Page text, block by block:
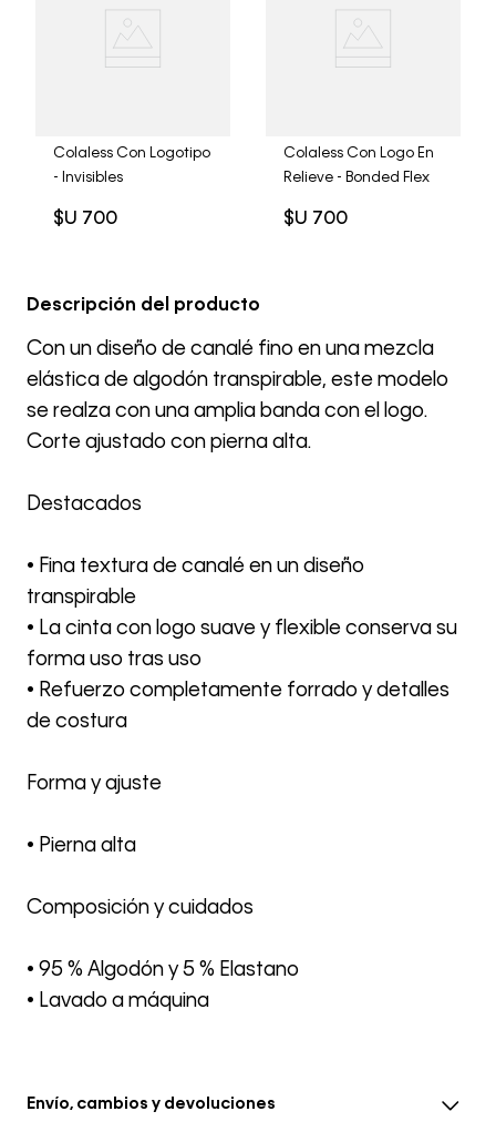
Colaless Con Logotipo
- Invisibles
$U 700
Colaless Con Logo En
Relieve - Bonded Flex
$U 700
Descripción del producto
Con un diseño de canalé fino en una mezcla
elástica de algodón transpirable, este modelo
se realza con una amplia banda con el logo.
Corte ajustado con pierna alta.
Destacados
• Fina textura de canalé en un diseño
transpirable
• La cinta con logo suave y flexible conserva su
forma uso tras uso
• Refuerzo completamente forrado y detalles
de costura
Forma y ajuste
• Pierna alta
Composición y cuidados
• 95 % Algodón y 5 % Elastano
• Lavado a máquina
Envío, cambios y devoluciones